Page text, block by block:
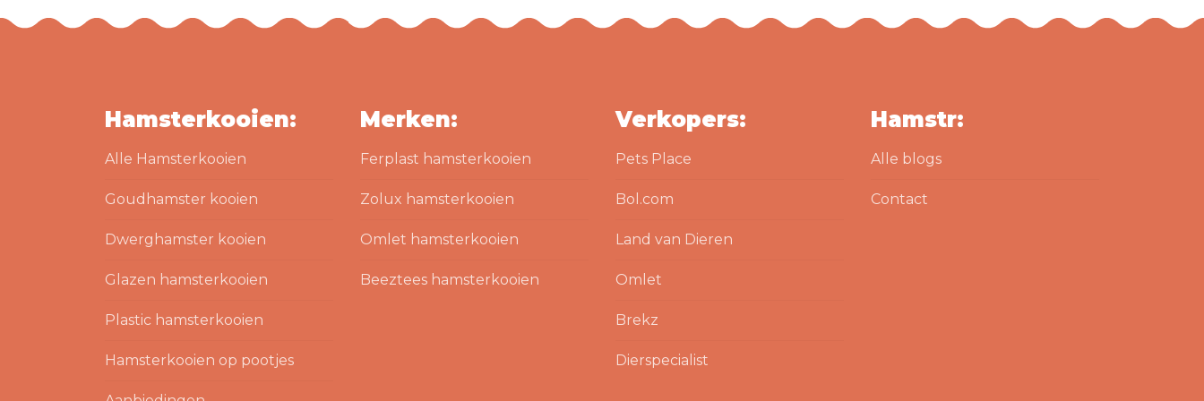
Hamsterkooien:
Alle Hamsterkooien
Goudhamster kooien
Dwerghamster kooien
Glazen hamsterkooien
Plastic hamsterkooien
Hamsterkooien op pootjes
Merken:
Ferplast hamsterkooien
Zolux hamsterkooien
Omlet hamsterkooien
Beeztees hamsterkooien
Verkopers:
Pets Place
Bol.com
Land van Dieren
Omlet
Brekz
Dierspecialist
Hamstr:
Alle blogs
Contact